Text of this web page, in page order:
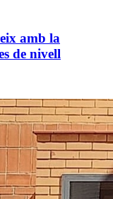
amb la
de nivell